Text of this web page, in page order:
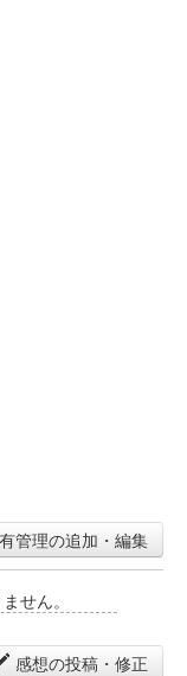
管理の追加・編集
せん。
感想の投稿・修正